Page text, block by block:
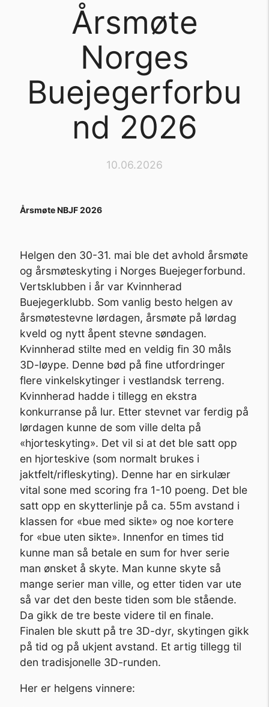
Årsmøte
Norges
Buejegerforbu
nd 2026
10.06.2026
Årsmøte NBJF 2026
Helgen den 30-31. mai ble det avhold årsmøte
og årsmøteskyting i Norges Buejegerforbund.
Vertsklubben i år var Kvinnherad
Buejegerklubb. Som vanlig besto helgen av
årsmøtestevne lørdagen, årsmøte på lørdag
kveld og nytt åpent stevne søndagen.
Kvinnherad stilte med en veldig fin 30 måls
3D-løype. Denne bød på fine utfordringer
flere vinkelskytinger i vestlandsk terreng.
Kvinnherad hadde i tillegg en ekstra
konkurranse på lur. Etter stevnet var ferdig på
lørdagen kunne de som ville delta på
«hjorteskyting». Det vil si at det ble satt opp
en hjorteskive (som normalt brukes i
jaktfelt/rifleskyting). Denne har en sirkulær
vital sone med scoring fra 1-10 poeng. Det ble
satt opp en skytterlinje på ca. 55m avstand i
klassen for «bue med sikte» og noe kortere
for «bue uten sikte». Innenfor en times tid
kunne man så betale en sum for hver serie
man ønsket å skyte. Man kunne skyte så
mange serier man ville, og etter tiden var ute
så var det den beste tiden som ble stående.
Da gikk de tre beste videre til en finale.
Finalen ble skutt på tre 3D-dyr, skytingen gikk
på tid og på ukjent avstand. Et artig tillegg til
den tradisjonelle 3D-runden.
Her er helgens vinnere: